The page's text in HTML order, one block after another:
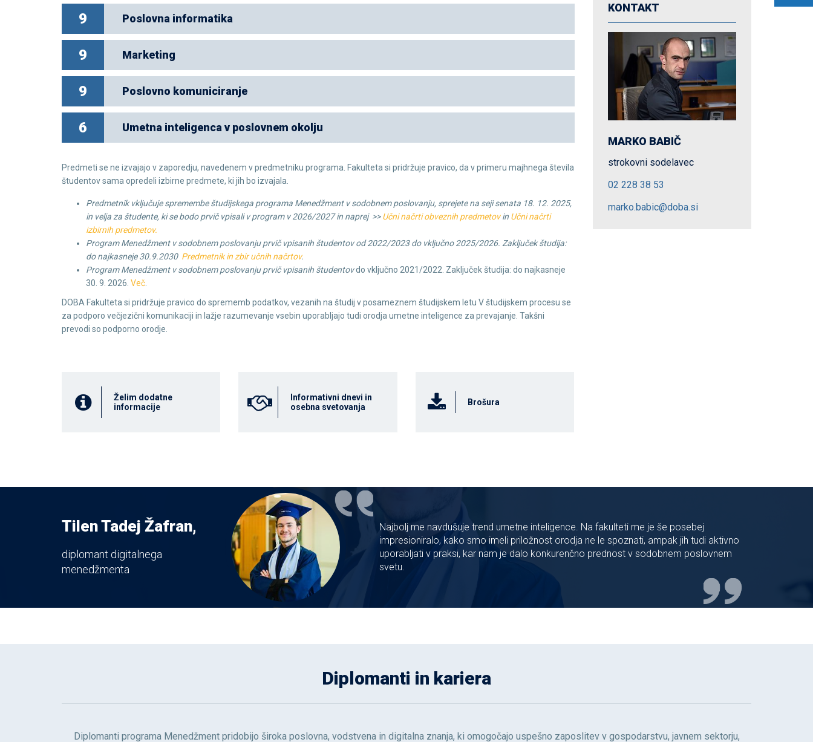
9 Poslovna informatika
9 Marketing
9 Poslovno komuniciranje
6 Umetna inteligenca v poslovnem okolju
Predmeti se ne izvajajo v zaporedju, navedenem v predmetniku programa. Fakulteta si pridržuje pravico, da v primeru majhnega števila
študentov sama opredeli izbirne predmete, ki jih bo izvajala.
Predmetnik vključuje spremembe študijskega programa Menedžment v sodobnem poslovanju, sprejete na seji senata 18. 12. 2025,
in velja za študente, ki se bodo prvič vpisali v program v 2026/2027 in naprej >>Učni načrti obveznih predmetovin Učni načrti
izbirnih predmetov.
Program Menedžment v sodobnem poslovanjuprvič vpisanih študentov od 2022/2023 do vključno 2025/2026. Zaključek študija:
do najkasneje 30.9.2030 Predmetnik in zbir učnih načrtov.
Program Menedžment v sodobnem poslovanju prvič vpisanih študentovdo vključno 2021/2022. Zaključek študija: do najkasneje
30. 9. 2026. Več
DOBA Fakulteta si pridržuje pravico do sprememb podatkov, vezanih na študij v posameznem študijskem letu V študijskem procesu se
za podporo večjezični komunikaciji in lažje razumevanje vsebin uporabljajo tudi orodja umetne inteligence za prevajanje. Takšni
prevodi so podporno orodje.
Želim dodatne
informacije
Informativni dnevi in
osebna svetovanja
Brošura
KONTAKT
MARKO BABIČ
strokovni sodelavec
02 228 38 53
marko.babic@doba.si
Tilen Tadej Žafran,
diplomant digitalnega
menedžmenta
Najbolj me navdušuje trend umetne inteligence. Na fakulteti me je še posebej
impresioniralo, kako smo imeli priložnost orodja ne le spoznati, ampak jih tudi aktivno
uporabljati v praksi, kar nam je dalo konkurenčno prednost v sodobnem poslovnem
svetu.
Diplomanti in kariera
Diplomanti programa Menedžment pridobijo široka poslovna, vodstvena in digitalna znanja, ki omogočajo uspešno zaposlitev v gospodarstvu, javnem sektorju,